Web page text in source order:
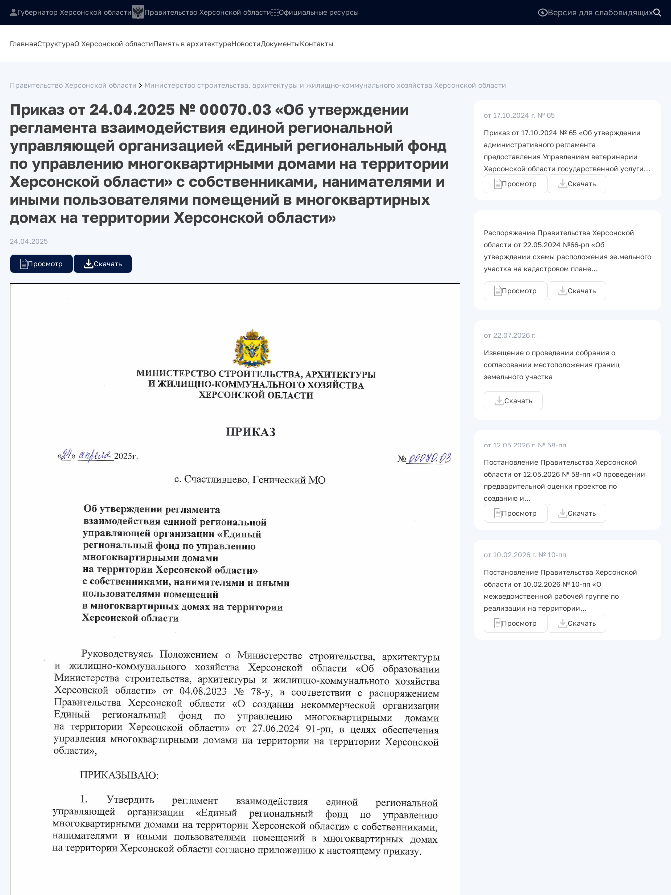
Губернатор Херсонской области Правительство Херсонской области Официальные ресурсы Версия для слабовидящих
ГлавнаяСтруктураО Херсонской областиПамять в архитектуреНовостиДокументыКонтакты
Правительство Херсонской области Министерство строительства, архитектуры и жилищно-коммунального хозяйства Херсонской области
Приказ от 24.04.2025 № 00070.03 «Об утверждении
регламента взаимодействия единой региональной
управляющей организацией «Единый региональный фонд
по управлению многоквартирными домами на территории
Херсонской области» с собственниками, нанимателями и
иными пользователями помещений в многоквартирных
домах на территории Херсонской области»
24.04.2025
Просмотр Скачать
от 17.10.2024 г. № 65
Приказ от 17.10.2024 № 65 «Об утверждении
административного регламента
предоставления Управлением ветеринарии
Херсонской области государственной услуги…
Просмотр
Скачать
Распоряжение Правительства Херсонской
области от 22.05.2024 №66-рп «Об
утверждении схемы расположения зе.мельного
участка на кадастровом плане…
Просмотр Скачать
от 22.07.2026 г.
Извещение о проведении собрания о
согласовании местоположения границ
земельного участка
Скачать
от 12.05.2026 г. № 58-пп
Постановление Правительства Херсонской
области от 12.05.2026 № 58-пп «О проведении
предварительной оценки проектов по
созданию и…
Просмотр
Скачать
от 10.02.2026 г. № 10-пп
Постановление Правительства Херсонской
области от 10.02.2026 № 10-пп «О
межведомственной рабочей группе по
реализации на территории…
Просмотр
Скачать